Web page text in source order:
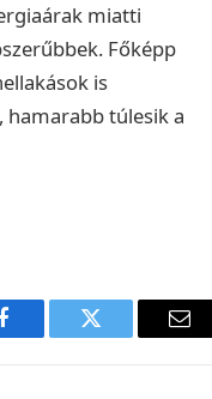
miatti
Főképp
is
hamarabb túlesik a
Facebook Twitter
E-